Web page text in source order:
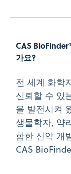
CAS
가요?
전 세계 화학
신뢰할 수 있
을 발전시켜
생물학자, 약
함한 신약 개
CAS